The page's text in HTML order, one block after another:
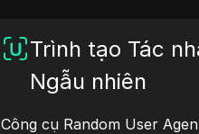
Trình tạo Tác
Ngẫu nhiên
Công cụ Random User